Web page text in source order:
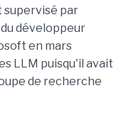
supervisé par
développeur
en mars
LLM puisqu'il avait
de recherche